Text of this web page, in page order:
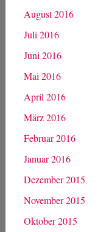
August 2016
Juli 2016
Juni 2016
Mai 2016
April 2016
März 2016
Februar 2016
Januar 2016
Dezember 2015
November 2015
Oktober 2015